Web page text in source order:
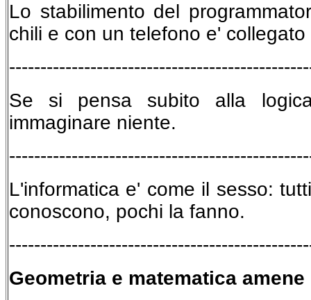
Lo stabilimento del
chili e con un telefono e'
Se si pensa subito alla
immaginare niente.
L'informatica e' come il sesso:
conoscono, pochi la fanno.
Geometria e matematica amene